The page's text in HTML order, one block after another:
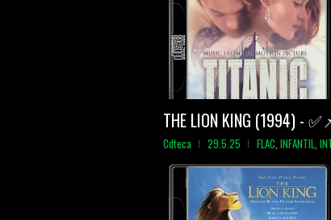
THE LION KING (1994) -
Cdteca 29.5.25 FLAC, INFANTIL,